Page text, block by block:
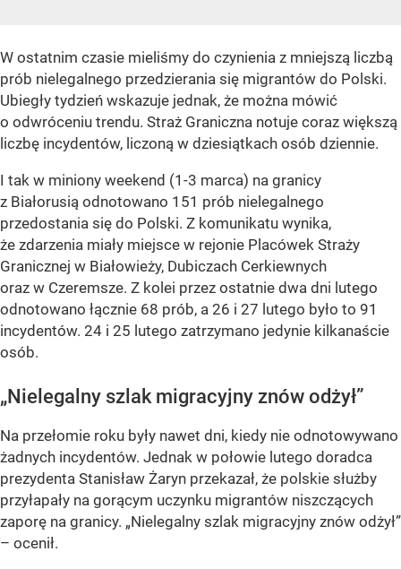
W ostatnim czasie mieliśmy do czynienia z mniejszą liczbą
prób nielegalnego przedzierania się migrantów do Polski.
Ubiegły tydzień wskazuje jednak, że można mówić
o odwróceniu trendu. Straż Graniczna notuje coraz większą
liczbę incydentów, liczoną w dziesiątkach osób dziennie.
I tak w miniony weekend (1-3 marca) na granicy
z Białorusią odnotowano 151 prób nielegalnego
przedostania się do Polski. Z komunikatu wynika,
że zdarzenia miały miejsce w rejonie Placówek Straży
Granicznej w Białowieży, Dubiczach Cerkiewnych
oraz w Czeremsze. Z kolei przez ostatnie dwa dni lutego
odnotowano łącznie 68 prób, a 26 i 27 lutego było to 91
incydentów. 24 i 25 lutego zatrzymano jedynie kilkanaście
osób.
„Nielegalny szlak migracyjny znów odżył”
Na przełomie roku były nawet dni, kiedy nie odnotowywano
żadnych incydentów. Jednak w połowie lutego doradca
prezydenta Stanisław Żaryn przekazał, że polskie służby
przyłapały na gorącym uczynku migrantów niszczących
zaporę na granicy. „Nielegalny szlak migracyjny znów odżył”
– ocenił.